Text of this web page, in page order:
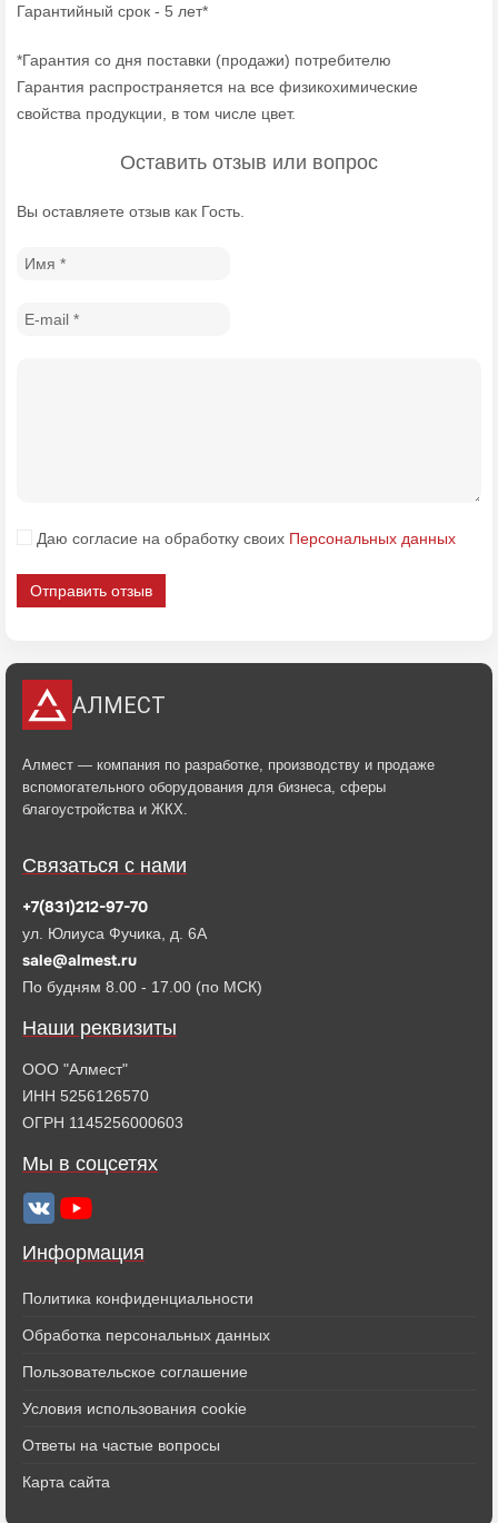
Гарантийный срок - 5 лет*
*Гарантия со дня поставки (продажи) потребителю
Гарантия распространяется на все физикохимические
свойства продукции, в том числе цвет.
Оставить отзыв или вопрос
Вы оставляете отзыв как Гость.
Даю согласие на обработку своих Персональных данных
Отправить отзыв
АЛМЕСТ
Алмест — компания по разработке, производству и продаже
вспомогательного оборудования для бизнеса, сферы
благоустройства и ЖКХ.
Информация
Политика конфиденциальности
Обработка персональных данных
Пользовательское соглашение
Условия использования cookie
Ответы на частые вопросы
Карта сайта
Связаться с нами
+7(831)212-97-70
ул. Юлиуса Фучика, д. 6А
sale@almest.ru
По будням 8.00 - 17.00 (по МСК)
Наши реквизиты
ООО "Алмест"
ИНН 5256126570
ОГРН 1145256000603
Мы в соцсетях